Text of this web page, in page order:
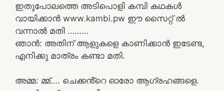
ഇതുപോലത്തെ അടിപൊളി കമ്പി കഥകൾ
വായിക്കാൻ www.kambi.pw ഈ സൈറ്റ് ൽ
വന്നാൽ മതി ………
ഞാൻ: അതിന് ആളുകളെ കാണിക്കാൻ ഇടേണ്ട,
എനിക്കു മാത്രം കണ്ടാ മതി.
അമ്മ: മ്മ്…. ചെക്കൻ്റെ ഓരോ ആഗ്രഹങ്ങളെ.